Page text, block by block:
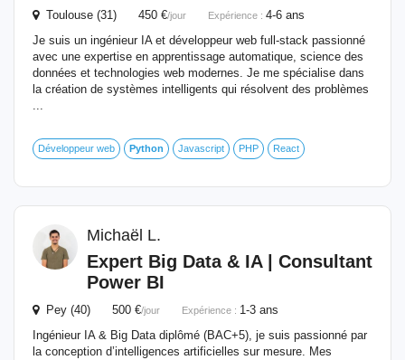
Toulouse (31) 450 €/jour Expérience : 4-6 ans
Je suis un ingénieur IA et développeur web full-stack passionné
avec une expertise en apprentissage automatique, science des
données et technologies web modernes. Je me spécialise dans
la création de systèmes intelligents qui résolvent des problèmes
...
Développeur web Python Javascript PHP React
Michaël L.
Expert Big Data & IA | Consultant
Power BI
Pey (40) 500 €/jour Expérience : 1-3 ans
Ingénieur IA & Big Data diplômé (BAC+5), je suis passionné par
la conception d’intelligences artificielles sur mesure. Mes